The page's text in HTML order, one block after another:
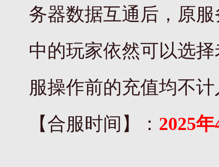
务器数据互通后，原
中的玩家依然可以选
服操作前的充值均不
【合服时间】： 2025